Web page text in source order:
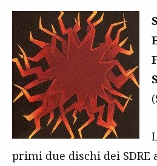
primi due dischi dei SDRE